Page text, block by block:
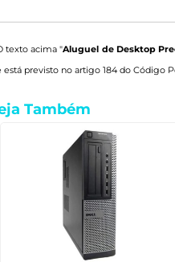
texto acima "Aluguel de Desktop
está previsto no artigo 184 do Código
Também